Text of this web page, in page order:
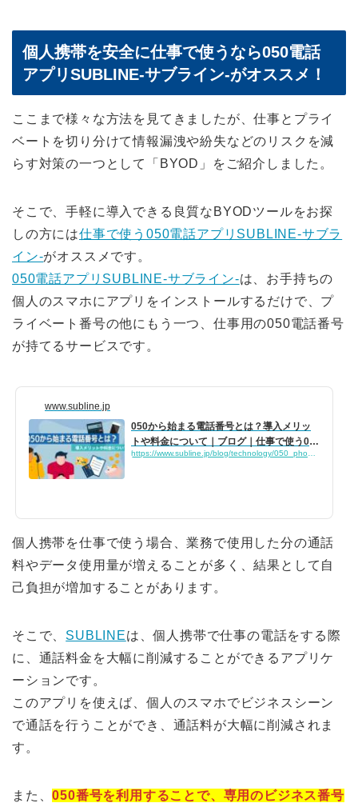
個人携帯を安全に仕事で使うなら050電話
アプリSUBLINE-サブライン-がオススメ！
ここまで様々な方法を見てきましたが、仕事とプライ
ベートを切り分けて情報漏洩や紛失などのリスクを減
らす対策の一つとして「BYOD」をご紹介しました。
そこで、手軽に導入できる 良質なBYODツールをお探
しの方には仕事で使う050電話アプリSUBLINE-サブラ
イン-がオススメです。
050電話アプリSUBLINE-サブライン-は、お手持ちの
個人のスマホにアプリをインストールするだけで、プ
ライベート番号の他にもう一つ、仕事用の050電話番号
が持てるサービスです。
www.subline.jp
050から始まる電話番号とは？導入メリッ
トや料金について｜ブログ｜仕事で使う05
0...
https://www.subline.jp/blog/technology/050_phonenumber/
個人携帯を仕事で使う場合、業務で使用した分の通話
料やデータ使用量が増えることが多く、結果として自
己負担が増加することがあります。
そこで、 SUBLINEは、個人携帯で仕事の電話をする際
に、通話料金を大幅に削減することができるアプリケ
ーションです。
このアプリを使えば、個人のスマホでビジネスシーン
で通話を行うことができ、通話料が大幅に削減されま
す。
また、050番号を利用することで、専用のビジネス番号